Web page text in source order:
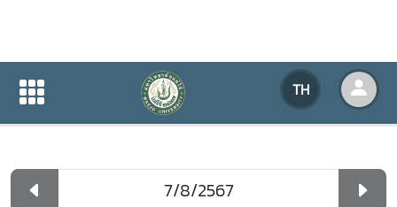
TH
ปฏิทินกิจกรรมของหน่วยงาน
ปฏิทินกิจกรรมของหน่วยงาน